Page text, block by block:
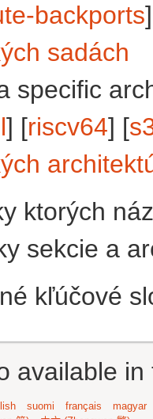
backports
sadách
specific
] [riscv64] [
ktorých
sekcie a
kľúčové
available
suomi français
magyar